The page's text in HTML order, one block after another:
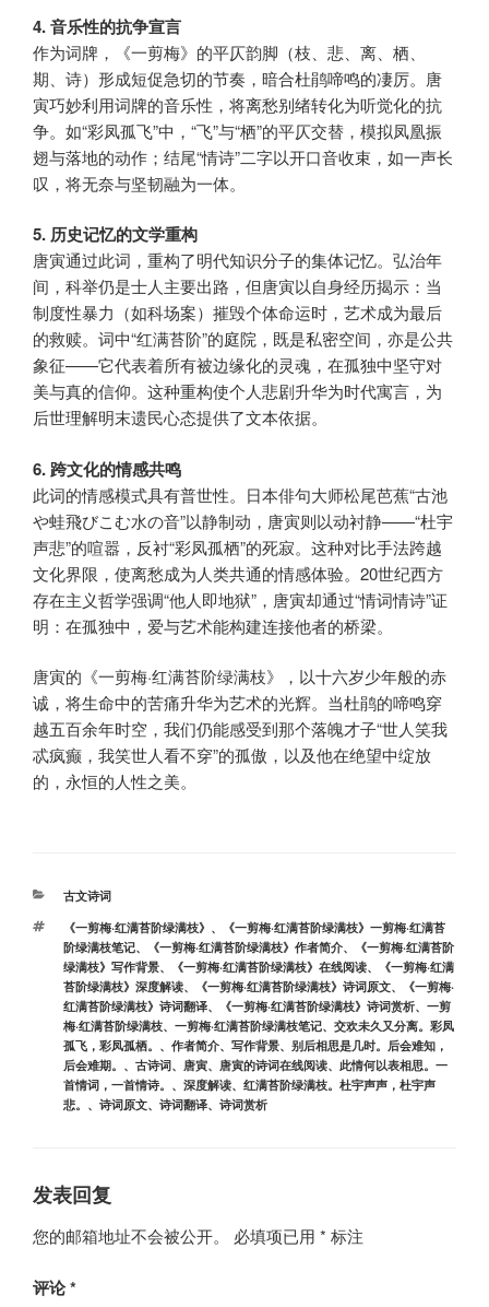
4. 音乐性的抗争宣言
作为词牌，《一剪梅》的平仄韵脚（枝、悲、离、栖、
期、诗）形成短促急切的节奏，暗合杜鹃啼鸣的凄厉。唐
寅巧妙利用词牌的音乐性，将离愁别绪转化为听觉化的抗
争。如“彩凤孤飞”中，“飞”与“栖”的平仄交替，模拟凤凰振
翅与落地的动作；结尾“情诗”二字以开口音收束，如一声长
叹，将无奈与坚韧融为一体。
5. 历史记忆的文学重构
唐寅通过此词，重构了明代知识分子的集体记忆。弘治年
间，科举仍是士人主要出路，但唐寅以自身经历揭示：当
制度性暴力（如科场案）摧毁个体命运时，艺术成为最后
的救赎。词中“红满苔阶”的庭院，既是私密空间，亦是公共
象征——它代表着所有被边缘化的灵魂，在孤独中坚守对
美与真的信仰。这种重构使个人悲剧升华为时代寓言，为
后世理解明末遗民心态提供了文本依据。
6. 跨文化的情感共鸣
此词的情感模式具有普世性。日本俳句大师松尾芭蕉“古池
や蛙飛びこむ水の音”以静制动，唐寅则以动衬静——“杜宇
声悲”的喧嚣，反衬“彩凤孤栖”的死寂。这种对比手法跨越
文化界限，使离愁成为人类共通的情感体验。20世纪西方
存在主义哲学强调“他人即地狱”，唐寅却通过“情词情诗”证
明：在孤独中，爱与艺术能构建连接他者的桥梁。
唐寅的《一剪梅·红满苔阶绿满枝》，以十六岁少年般的赤
诚，将生命中的苦痛升华为艺术的光辉。当杜鹃的啼鸣穿
越五百余年时空，我们仍能感受到那个落魄才子“世人笑我
忒疯癫，我笑世人看不穿”的孤傲，以及他在绝望中绽放
的，永恒的人性之美。
分
古文诗词
标
签
《一剪梅·红满苔阶绿满枝》 、
《一剪梅·红满苔阶绿满枝》一剪梅·红满苔
阶绿满枝笔记、 《一剪梅·红满苔阶绿满枝》作者简介、
《一剪梅·红满苔阶
绿满枝》写作背景、 《一剪梅·红满苔阶绿满枝》在线阅读、
《一剪梅·红满
苔阶绿满枝》深度解读、 《一剪梅·红满苔阶绿满枝》诗词原文、
《一剪梅·
红满苔阶绿满枝》诗词翻译、 《一剪梅·红满苔阶绿满枝》诗词赏析、 一剪
梅·红满苔阶绿满枝、 一剪梅·红满苔阶绿满枝笔记、 交欢未久又分离。彩凤
孤飞，彩凤孤栖。 、 作者简介、 写作背景、 别后相思是几时。后会难知，
后会难期。 、 古诗词、 唐寅、 唐寅的诗词在线阅读、 此情何以表相思。一
首情词，一首情诗。 、 深度解读、 红满苔阶绿满枝。杜宇声声，杜宇声
悲。 、 诗词原文、 诗词翻译、 诗词赏析
发表回复
您的邮箱地址不会被公开。 必填项已用 * 标注
评论*